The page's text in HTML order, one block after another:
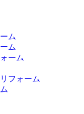
ム
ム
ーム
フォーム